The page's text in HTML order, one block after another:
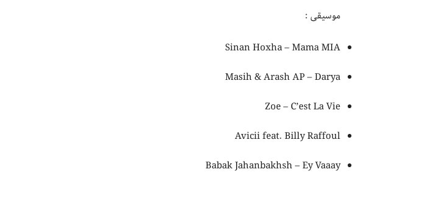
موسیقی :
Sinan Hoxha – Mama MIA
Masih & Arash AP – Darya
Zoe – C’est La Vie
Avicii feat. Billy Raffoul
Babak Jahanbakhsh – Ey Vaaay